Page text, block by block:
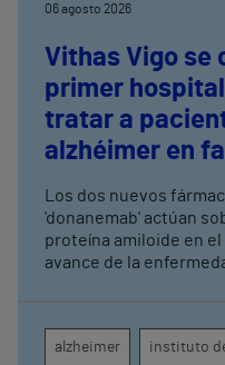
06 agosto 2026
Vithas Vigo se
primer
tratar a
alzhéimer en
terapias
Los dos nuevos
'donanemab' actúan
proteína amiloide en
avance de la enfermedad El hospital
seguimiento clínico de
alzheimer instituto